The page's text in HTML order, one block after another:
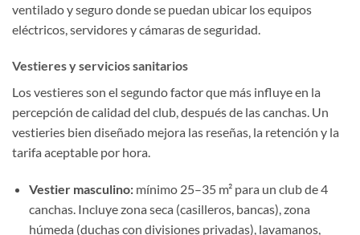
ventilado y seguro donde se puedan ubicar los equipos
eléctricos, servidores y cámaras de seguridad.
Vestieres y servicios sanitarios
Los vestieres son el segundo factor que más influye en la
percepción de calidad del club, después de las canchas. Un
vestieries bien diseñado mejora las reseñas, la retención y la
tarifa aceptable por hora.
Vestier masculino:mínimo 25–35 m² para un club de 4
canchas. Incluye zona seca (casilleros, bancas), zona
húmeda (duchas con divisiones privadas), lavamanos,